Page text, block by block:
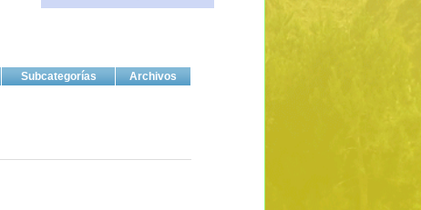
Subcategorías Archivos